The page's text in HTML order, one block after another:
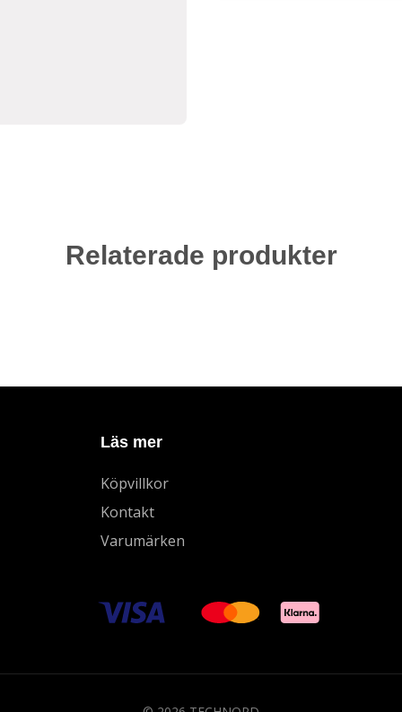
Relaterade produkter
Läs mer
Köpvillkor
Kontakt
Varumärken